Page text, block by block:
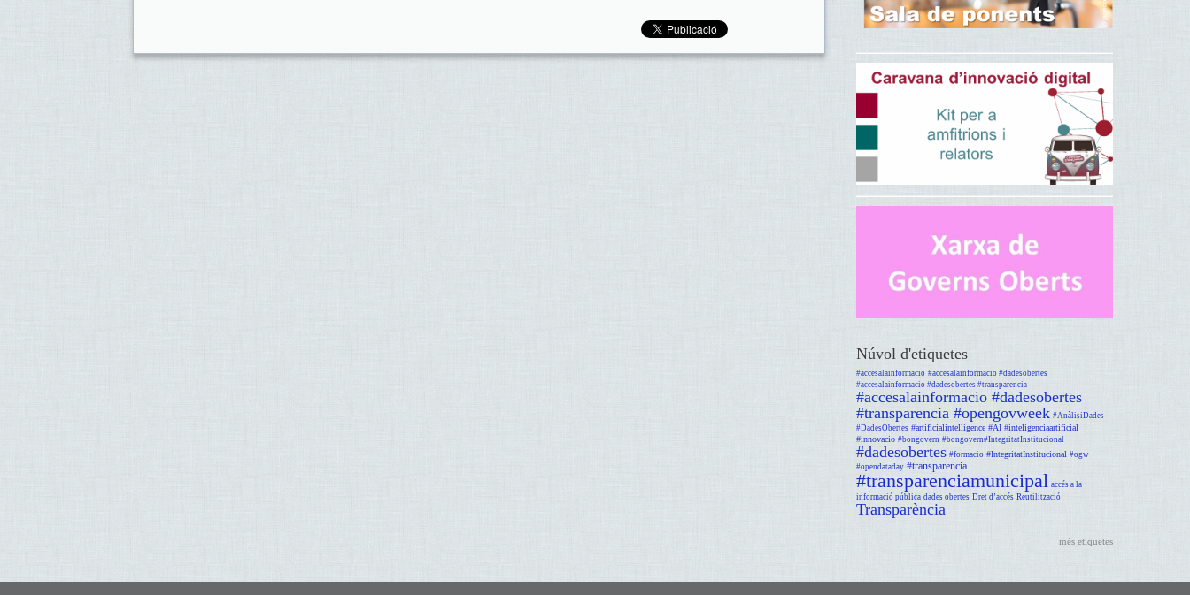
Núvol d'etiquetes
#accesalainformacio #accesalainformacio #dadesobertes
#accesalainformacio #dadesobertes #transparencia
#accesalainformacio #dadesobertes
#transparencia #opengovweek #AnàlisiDades
#DadesObertes #artificialintelligence #AI #inteligenciaartificial
#innovacio #bongovern #bongovern#IntegritatInstitucional
#dadesobertes #formacio #IntegritatInstitucional #ogw
#opendataday #transparencia
#transparenciamunicipal accés a la
informació pública dades obertes Dret d’accés Reutilització
Transparència
més etiquetes